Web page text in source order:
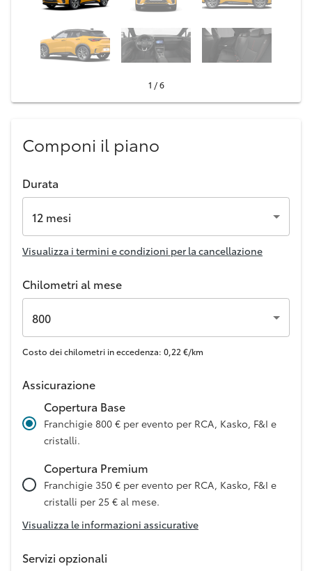
1 / 6
Componi il piano
Durata
12 mesi
Visualizza i termini e condizioni per la cancellazione
Chilometri al mese
800
Costo dei chilometri in eccedenza: 0,22 €/km
Assicurazione
Copertura Base
Franchigie 800 € per evento per RCA, Kasko, F&I e
cristalli.
Copertura Premium
Franchigie 350 € per evento per RCA, Kasko, F&I e
cristalli per 25 € al mese.
Visualizza le informazioni assicurative
Servizi opzionali